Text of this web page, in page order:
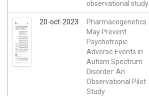
observational study
20-oct-2023
Pharmacogenetics
May Prevent
Psychotropic
Adverse Events in
Autism Spectrum
Disorder: An
Observational Pilot
Study